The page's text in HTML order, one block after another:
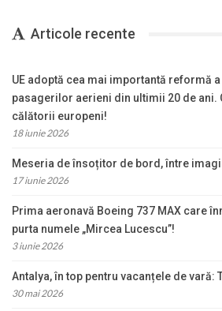
Articole recente
UE adoptă cea mai importantă reformă
pasagerilor aerieni din ultimii 20 de ani.
călătorii europeni!
18 iunie 2026
Meseria de însoțitor de bord, între
17 iunie 2026
Prima aeronavă Boeing 737 MAX care
purta numele „Mircea Lucescu”!
3 iunie 2026
Antalya, în top pentru vacanțele de vară:
30 mai 2026